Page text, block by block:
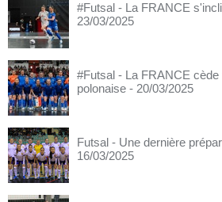
#Futsal - La FRANCE
23/03/2025
#Futsal - La FRANCE
polonaise - 20/03/2025
Futsal - Une dernière
16/03/2025